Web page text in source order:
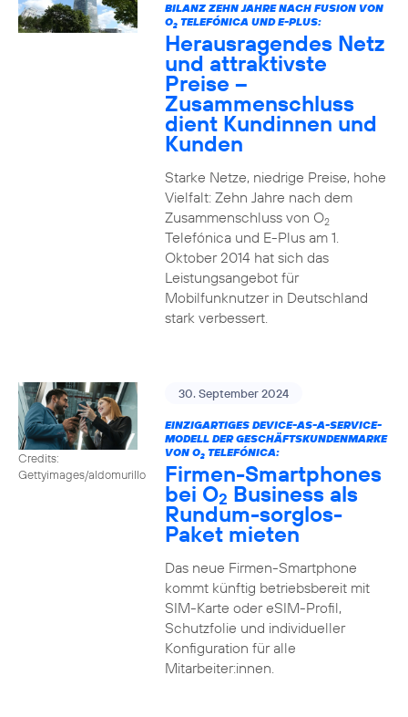
BILANZ ZEHN JAHRE NACH FUSION VON
O2TELEFÓNICA UND E-PLUS:
Herausragendes Netz
und attraktivste
Preise –
Zusammenschluss
dient Kundinnen und
Kunden
Starke Netze, niedrige Preise, hohe
Vielfalt: Zehn Jahre nach dem
Zusammenschluss von O2
Telefónica und E-Plus am 1.
Oktober 2014 hat sich das
Leistungsangebot für
Mobilfunknutzer in Deutschland
stark verbessert.
Credits:
Gettyimages/aldomurillo
30. September 2024
EINZIGARTIGES DEVICE-AS-A-SERVICE-
MODELL DER GESCHÄFTSKUNDENMARKE
VON O2TELEFÓNICA:
Firmen-Smartphones
bei O2 Business als
Rundum-sorglos-
Paket mieten
Das neue Firmen-Smartphone
kommt künftig betriebsbereit mit
SIM-Karte oder eSIM-Profil,
Schutzfolie und individueller
Konfiguration für alle
Mitarbeiter:innen.